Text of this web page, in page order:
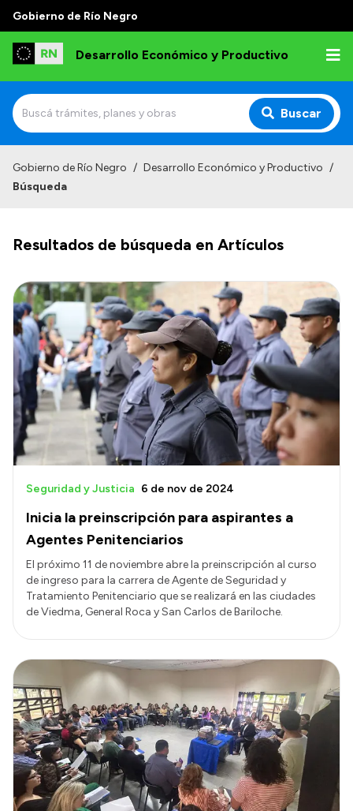
Gobierno de Río Negro
Desarrollo Económico y Productivo
Buscar
Delegaciones
Normativa
Transparencia
Presupuesto
Boletín Oficial
Compras y licitaciones
Consulta de expedientes
Consulta de pago a proveedores
Convocatorias
Intranet
Login
Gobierno de Río Negro / Desarrollo Económico y Productivo /
Búsqueda
Resultados de búsqueda en Artículos
Inicia la preinscripción para aspirantes a
Agentes Penitenciarios
Seguridad y Justicia 6 de nov de 2024
El próximo 11 de noviembre abre la preinscripción al curso
de ingreso para la carrera de Agente de Seguridad y
Tratamiento Penitenciario que se realizará en las ciudades
de Viedma, General Roca y San Carlos de Bariloche.